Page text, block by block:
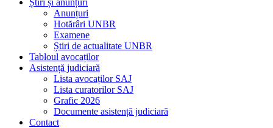
Știri și anunțuri
Anunțuri
Hotărâri UNBR
Examene
Știri de actualitate UNBR
Tabloul avocaților
Asistență judiciară
Lista avocaților SAJ
Lista curatorilor SAJ
Grafic 2026
Documente asistență judiciară
Contact